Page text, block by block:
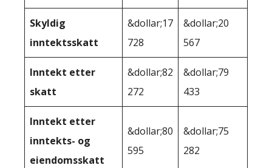
Skyldig
inntektsskatt
&dollar;17
728
&dollar;20
567
Inntekt etter
skatt
&dollar;82
272
&dollar;79
433
Inntekt etter
inntekts- og
eiendomsskatt
&dollar;80
595
&dollar;75
282